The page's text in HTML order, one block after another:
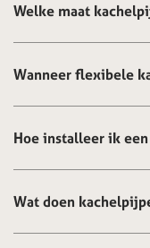
Welke maat
Wanneer flexibele
Hoe installeer ik
Wat doen